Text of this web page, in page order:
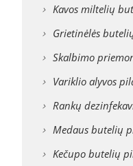
Kavos miltelių
Grietinėlės
Skalbimo
Variklio alyvos
Rankų
Medaus butelių
Kečupo butelių